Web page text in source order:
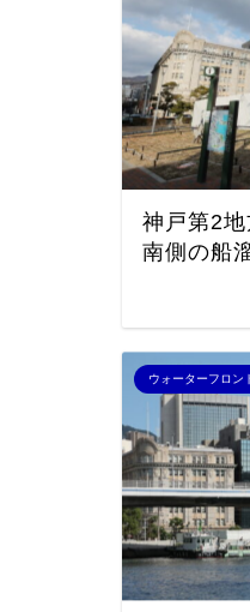
神戸第2
南側の船
ウォーターフロン